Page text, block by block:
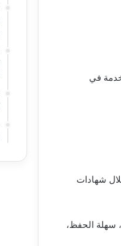
في
شهادات
سهلة الحفظ،